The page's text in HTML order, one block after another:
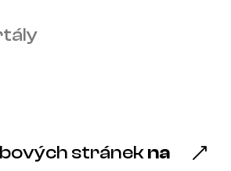
stránekna